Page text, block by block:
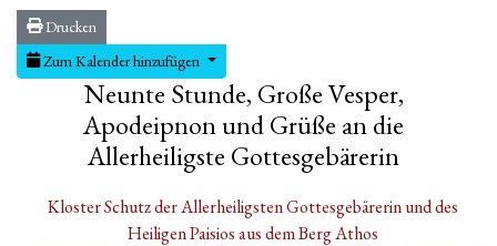
Drucken
Zum Kalender hinzufügen
Neunte Stunde, Große Vesper,
Apodeipnon und Grüße an die
Allerheiligste Gottesgebärerin
Kloster Schutz der Allerheiligsten Gottesgebärerin und des
Heiligen Paisios aus dem Berg Athos